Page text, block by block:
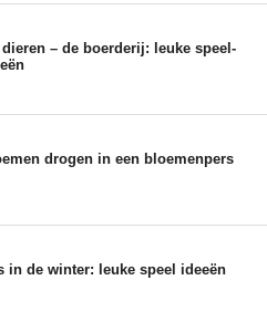
– de boerderij: leuke speel-
drogen in een bloemenpers
in de winter: leuke speel ideeën